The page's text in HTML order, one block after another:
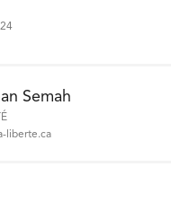
Semah
liberte.ca